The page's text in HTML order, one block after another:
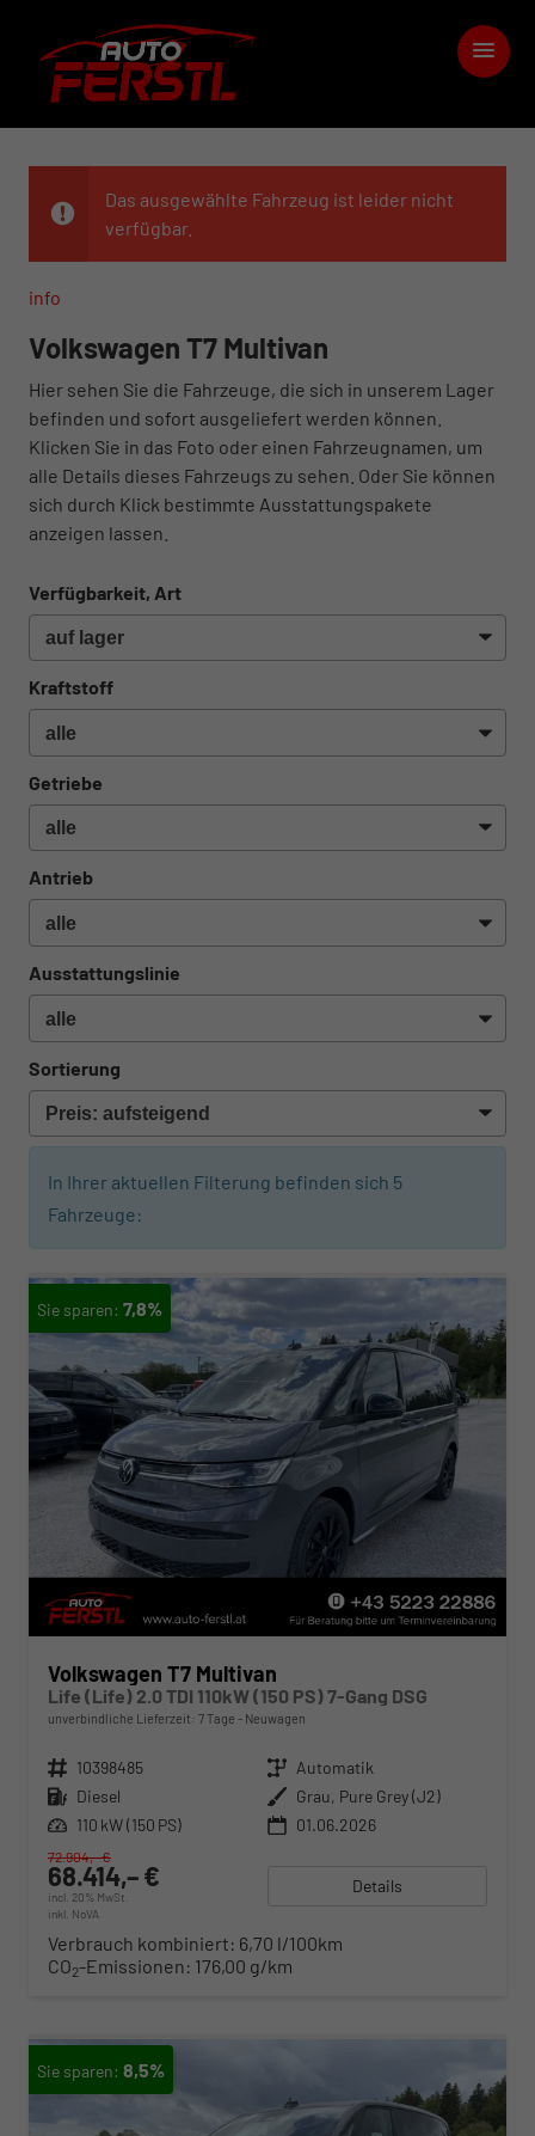
Das ausgewählte Fahrzeug ist leider nicht
verfügbar.
info
Volkswagen T7 Multivan
Hier sehen Sie die Fahrzeuge, die sich in unserem Lager
befinden und sofort ausgeliefert werden können.
Klicken Sie in das Foto oder einen Fahrzeugnamen, um
alle Details dieses Fahrzeugs zu sehen. Oder Sie können
sich durch Klick bestimmte Ausstattungspakete
anzeigen lassen.
Verfügbarkeit, Art
Kraftstoff
Getriebe
Antrieb
Ausstattungslinie
Sortierung
In Ihrer aktuellen Filterung befinden sich 5
Fahrzeuge:
7,8%
Volkswagen T7 Multivan
Life (Life) 2.0 TDI 110kW (150 PS) 7-Gang DSG
unverbindliche Lieferzeit: 7 Tage Neuwagen
Fahrzeugnr. 10398485 Getriebe Automatik
Kraftstoff Diesel Außenfarbe Grau, Pure Grey (J2)
Leistung 110 kW (150 PS) 01.06.2026
68.414,– €
incl. 20% MwSt.
inkl. NoVA
72.904,– €
Details
Verbrauch kombiniert: 6,70 l/100km
CO2-Emissionen: 176,00 g/km
8,5%